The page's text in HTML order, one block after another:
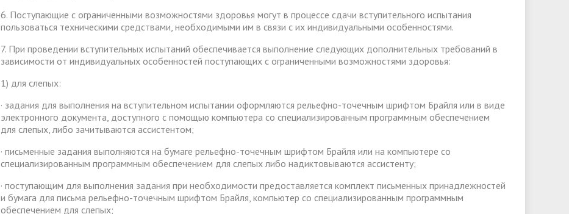
6. Поступающие с ограниченными возможностями здоровья могут в процессе сдачи вступительного испытания
пользоваться техническими средствами, необходимыми им в связи с их индивидуальными особенностями.
7. При проведении вступительных испытаний обеспечивается выполнение следующих дополнительных требований в
зависимости от индивидуальных особенностей поступающих с ограниченными возможностями здоровья:
1) для слепых:
· задания для выполнения на вступительном испытании оформляются рельефно-точечным шрифтом Брайля или в виде
электронного документа, доступного с помощью компьютера со специализированным программным обеспечением
для слепых, либо зачитываются ассистентом;
· письменные задания выполняются на бумаге рельефно-точечным шрифтом Брайля или на компьютере со
специализированным программным обеспечением для слепых либо надиктовываются ассистенту;
· поступающим для выполнения задания при необходимости предоставляется комплект письменных принадлежностей
и бумага для письма рельефно-точечным шрифтом Брайля, компьютер со специализированным программным
обеспечением для слепых;